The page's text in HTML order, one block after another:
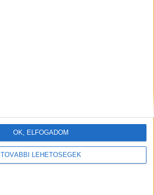
TOVÁBBI LEHETŐSÉGEK
OK, ELFOGADOM